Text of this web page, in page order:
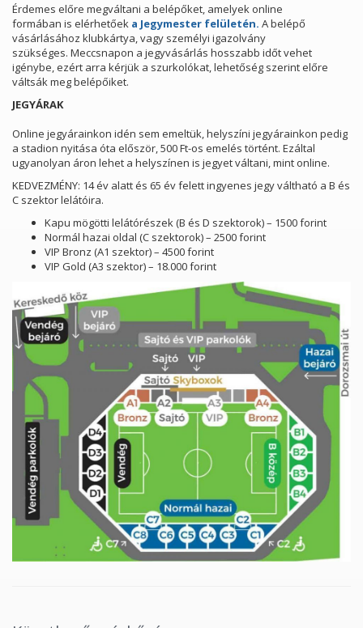
Érdemes előre megváltani a belépőket, amelyek online
formában is elérhetőek a Jegymester felületén. A belépő
vásárlásához klubkártya, vagy személyi igazolvány
szükséges. Meccsnapon a jegyvásárlás hosszabb időt vehet
igénybe, ezért arra kérjük a szurkolókat, lehetőség szerint előre
váltsák meg belépőiket.
JEGYÁRAK
Online jegyárainkon idén sem emeltük, helyszíni jegyárainkon pedig
a stadion nyitása óta először, 500 Ft-os emelés történt. Ezáltal
ugyanolyan áron lehet a helyszínen is jegyet váltani, mint online.
KEDVEZMÉNY: 14 év alatt és 65 év felett ingyenes jegy váltható a B és
C szektor lelátóira.
Kapu mögötti lelátórészek (B és D szektorok) – 1500 forint
Normál hazai oldal (C szektorok) – 2500 forint
VIP Bronz (A1 szektor) – 4500 forint
VIP Gold (A3 szektor) – 18.000 forint